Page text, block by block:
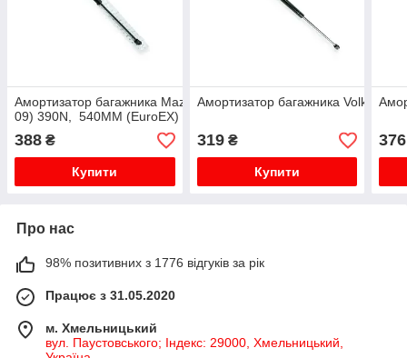
Амортизатор багажника Mazda 3 HB (03-
09) 390N, 540MM (EuroEX)
388 ₴
Купити
Амортизатор багажника
319₴
Купити
376
Про нас
98% позитивних з 1776 відгуків за рік
Працює з 31.05.2020
м. Хмельницький
вул. Паустовського; Індекс: 29000, Хмельницький,